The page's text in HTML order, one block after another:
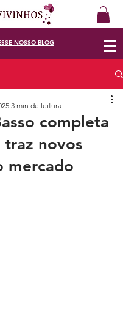
NOSSO BLOG
completa
traz novos
mercado
3 min de leitura